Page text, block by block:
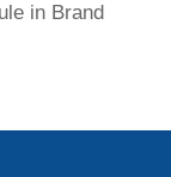
in Brand